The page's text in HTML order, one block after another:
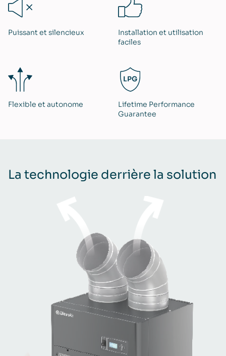
Puissant et silencieux
Installation et utilisation
faciles
Flexible et autonome
Lifetime Performance
Guarantee
La technologie derrière la solution